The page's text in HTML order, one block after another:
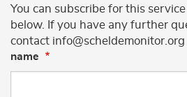
You can subscribe for this
below. If you have any further
contact info@scheldemonitor.org .
name